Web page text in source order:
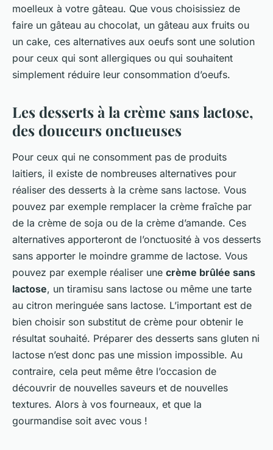
moelleux à votre gâteau. Que vous choisissiez de
faire un gâteau au chocolat, un gâteau aux fruits ou
un cake, ces alternatives aux oeufs sont une solution
pour ceux qui sont allergiques ou qui souhaitent
simplement réduire leur consommation d’oeufs.
Les desserts à la crème sans lactose,
des douceurs onctueuses
Pour ceux qui ne consomment pas de produits
laitiers, il existe de nombreuses alternatives pour
réaliser des desserts à la crème sans lactose. Vous
pouvez par exemple remplacer la crème fraîche par
de la crème de soja ou de la crème d’amande. Ces
alternatives apporteront de l’onctuosité à vos desserts
sans apporter le moindre gramme de lactose. Vous
pouvez par exemple réaliser une crème brûlée sans
lactose, un tiramisu sans lactose ou même une tarte
au citron meringuée sans lactose. L’important est de
bien choisir son substitut de crème pour obtenir le
résultat souhaité. Préparer des desserts sans gluten ni
lactose n’est donc pas une mission impossible. Au
contraire, cela peut même être l’occasion de
découvrir de nouvelles saveurs et de nouvelles
textures. Alors à vos fourneaux, et que la
gourmandise soit avec vous !